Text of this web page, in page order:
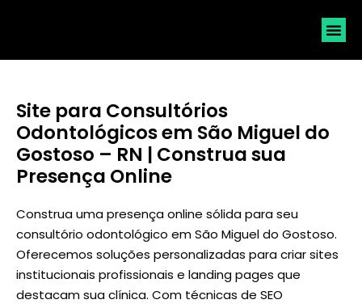
Site para Consultórios
Odontológicos em São Miguel do
Gostoso – RN | Construa sua
Presença Online
Construa uma presença online sólida para seu
consultório odontológico em São Miguel do Gostoso.
Oferecemos soluções personalizadas para criar sites
institucionais profissionais e landing pages que
destacam sua clínica. Com técnicas de SEO